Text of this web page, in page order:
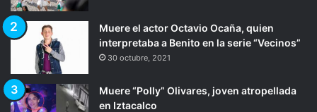
Muere el actor Octavio Ocaña, quien
interpretaba a Benito en la serie “Vecinos”
30 octubre, 2021
Muere “Polly” Olivares, joven atropellada
en Iztacalco